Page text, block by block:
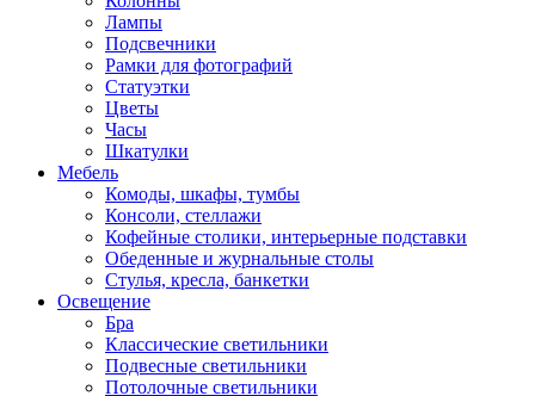
Лампы
Подсвечники
Рамки для фотографий
Статуэтки
Цветы
Часы
Шкатулки
Мебель
Комоды, шкафы, тумбы
Консоли, стеллажи
Кофейные столики, интерьерные подставки
Обеденные и журнальные столы
Стулья, кресла, банкетки
Освещение
Бра
Классические светильники
Подвесные светильники
Потолочные светильники